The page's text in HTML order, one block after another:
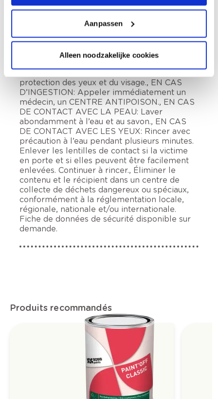
Aanpassen
Alleen noodzakelijke cookies
yeux., Très toxique pour les organismes
long terme. Tenir hors de portée des enfants.,
chaudes, des étincelles, des flammes nues et
de toute autre source d’inflammation. Ne pas
protection des yeux et du visage., EN CAS
D’INGESTION: Appeler immédiatement un
médecin, un CENTRE ANTIPOISON., EN CAS
DE CONTACT AVEC LA PEAU: Laver
abondamment à l’eau et au savon., EN CAS
DE CONTACT AVEC LES YEUX: Rincer avec
précaution à l’eau pendant plusieurs minutes.
Enlever les lentilles de contact si la victime
en porte et si elles peuvent être facilement
enlevées. Continuer à rincer., Éliminer le
contenu et le récipient dans un centre de
collecte de déchets dangereux ou spéciaux,
conformément à la réglementation locale,
régionale, nationale et/ou internationale.
Fiche de données de sécurité disponible sur
demande.
Produits recommandés